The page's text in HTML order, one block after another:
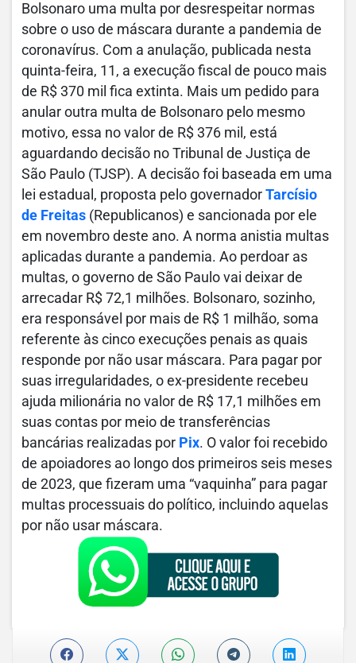
Bolsonaro uma multa por desrespeitar normas
sobre o uso de máscara durante a pandemia de
coronavírus. Com a anulação, publicada nesta
quinta-feira, 11, a execução fiscal de pouco mais
de R$ 370 mil fica extinta. Mais um pedido para
anular outra multa de Bolsonaro pelo mesmo
motivo, essa no valor de R$ 376 mil, está
aguardando decisão no Tribunal de Justiça de
São Paulo (TJSP). A decisão foi baseada em uma
lei estadual, proposta pelo governador Tarcísio
de Freitas (Republicanos) e sancionada por ele
em novembro deste ano. A norma anistia multas
aplicadas durante a pandemia. Ao perdoar as
multas, o governo de São Paulo vai deixar de
arrecadar R$ 72,1 milhões. Bolsonaro, sozinho,
era responsável por mais de R$ 1 milhão, soma
referente às cinco execuções penais as quais
responde por não usar máscara. Para pagar por
suas irregularidades, o ex-presidente recebeu
ajuda milionária no valor de R$ 17,1 milhões em
suas contas por meio de transferências
bancárias realizadas por Pix. O valor foi recebido
de apoiadores ao longo dos primeiros seis meses
de 2023, que fizeram uma “vaquinha” para pagar
multas processuais do político, incluindo aquelas
por não usar máscara.